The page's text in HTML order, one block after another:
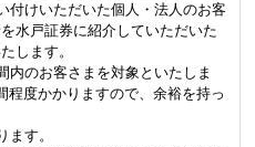
付けいただいた個人・法人のお客
水戸証券に紹介していただいた
します。
内のお客さまを対象といたしま
程度かかりますので、余裕を持っ
す。